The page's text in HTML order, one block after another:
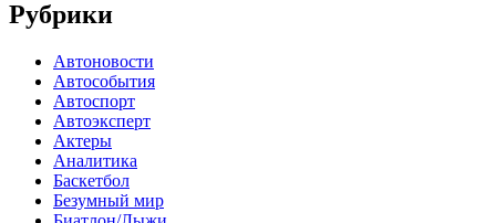
Рубрики
Автоновости
Автособытия
Автоспорт
Автоэксперт
Актеры
Аналитика
Баскетбол
Безумный мир